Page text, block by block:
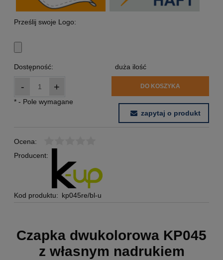
Prześlij swoje Logo:
Dostępność: duża ilość
- + DO KOSZYKA
* - Pole wymagane
zapytaj o produkt
Ocena:
Producent:
Kod produktu: kp045re/bl-u
Czapka dwukolorowa KP045
z własnym nadrukiem